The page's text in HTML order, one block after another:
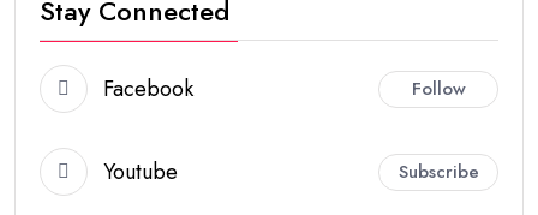
Stay Connected
Facebook Follow
Youtube Subscribe